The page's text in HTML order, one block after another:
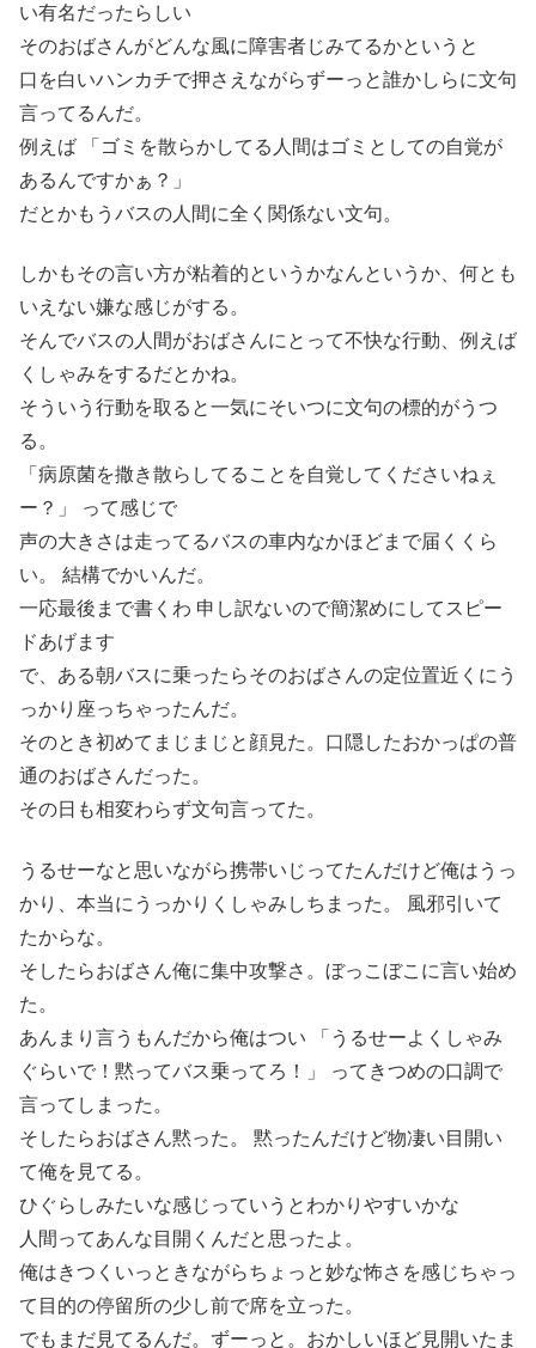
い有名だったらしい
そのおばさんがどんな風に障害者じみてるかというと
口を白いハンカチで押さえながらずーっと誰かしらに文句
言ってるんだ。
例えば 「ゴミを散らかしてる人間はゴミとしての自覚が
あるんですかぁ？」
だとかもうバスの人間に全く関係ない文句。
しかもその言い方が粘着的というかなんというか、何とも
いえない嫌な感じがする。
そんでバスの人間がおばさんにとって不快な行動、例えば
くしゃみをするだとかね。
そういう行動を取ると一気にそいつに文句の標的がうつ
る。
「病原菌を撒き散らしてることを自覚してくださいねぇ
ー？」 って感じで
声の大きさは走ってるバスの車内なかほどまで届くくら
い。 結構でかいんだ。
一応最後まで書くわ 申し訳ないので簡潔めにしてスピー
ドあげます
で、ある朝バスに乗ったらそのおばさんの定位置近くにう
っかり座っちゃったんだ。
そのとき初めてまじまじと顔見た。口隠したおかっぱの普
通のおばさんだった。
その日も相変わらず文句言ってた。
うるせーなと思いながら携帯いじってたんだけど俺はうっ
かり、本当にうっかりくしゃみしちまった。 風邪引いて
たからな。
そしたらおばさん俺に集中攻撃さ。ぼっこぼこに言い始め
た。
あんまり言うもんだから俺はつい 「うるせーよくしゃみ
ぐらいで！黙ってバス乗ってろ！」 ってきつめの口調で
言ってしまった。
そしたらおばさん黙った。 黙ったんだけど物凄い目開い
て俺を見てる。
ひぐらしみたいな感じっていうとわかりやすいかな
人間ってあんな目開くんだと思ったよ。
俺はきつくいっときながらちょっと妙な怖さを感じちゃっ
て目的の停留所の少し前で席を立った。
でもまだ見てるんだ。ずーっと。おかしいほど見開いたま